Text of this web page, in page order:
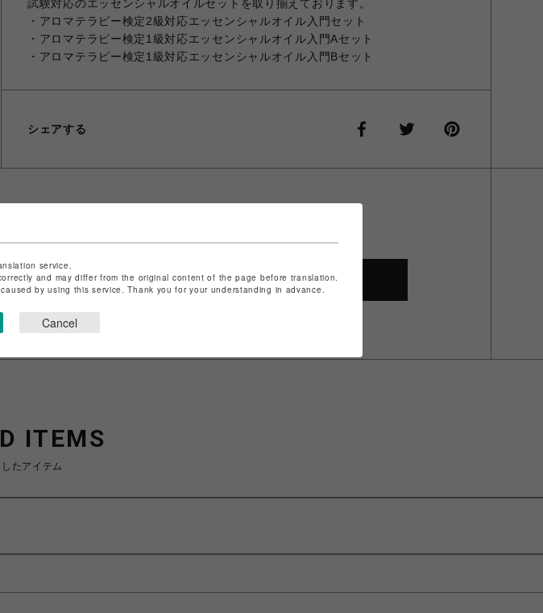
試験対応のエッセンシャルオイルセットを取り揃えております。
・アロマテラピー検定2級対応エッセンシャルオイル入門セット
・アロマテラピー検定1級対応エッセンシャルオイル入門Aセット
・アロマテラピー検定1級対応エッセンシャルオイル入門Bセット
シェアする
はこちら
SHOP TOP
ITEMS
たアイテム
service.
and may differ from the original content of the page before translation.
by using this service. Thank you for your understanding in advance.
Cancel